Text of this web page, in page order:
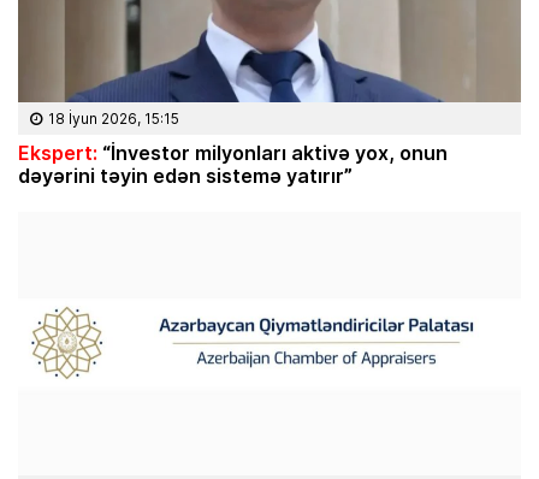
18 İyun 2026, 15:15
Ekspert: “İnvestor milyonları aktivə yox, onun
dəyərini təyin edən sistemə yatırır”